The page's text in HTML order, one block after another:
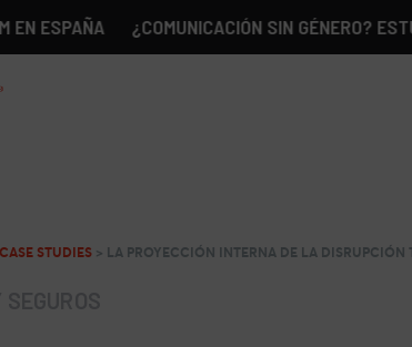
¿COMUNICACIÓN SIN GÉNERO? ESTUDIO
CASE STUDIES > LA PROYECCIÓN INTERNA DE LA